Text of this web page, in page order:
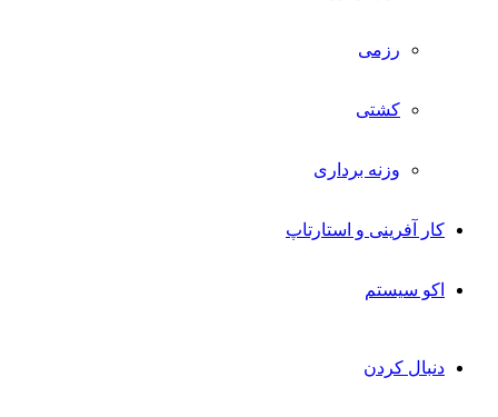
رزمی
کشتی
وزنه برداری
کار آفرینی و استارتاپ
اکو سیستم
دنبال کردن